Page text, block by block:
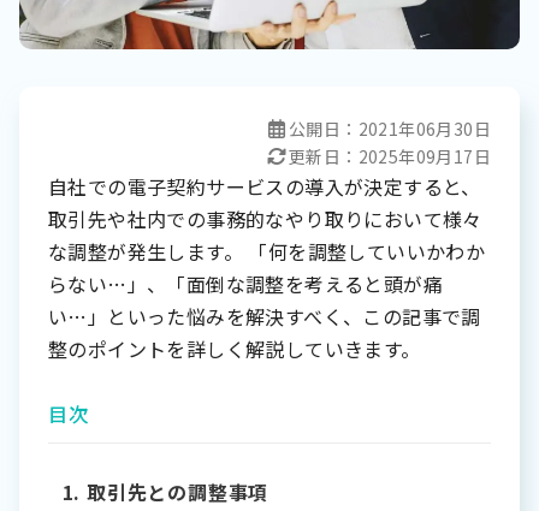
公開日： 2021年06月30日
更新日： 2025年09月17日
自社での電子契約サービスの導入が決定すると、
取引先や社内での事務的なやり取りにおいて様々
な調整が発生します。 「何を調整していいかわか
らない…」、「面倒な調整を考えると頭が痛
い…」といった悩みを解決すべく、この記事で調
整のポイントを詳しく解説していきます。
目次
取引先との調整事項